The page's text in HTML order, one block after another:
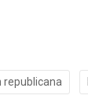
republicana